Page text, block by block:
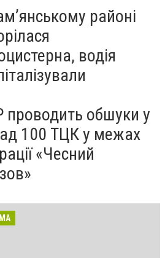
районі
водія
проводить обшуки у
100 ТЦК у межах
«Чесний